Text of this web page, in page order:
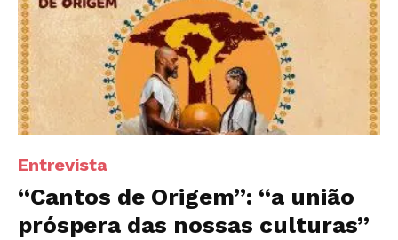
Entrevista
“Cantos de Origem”: “a união
próspera das nossas culturas”